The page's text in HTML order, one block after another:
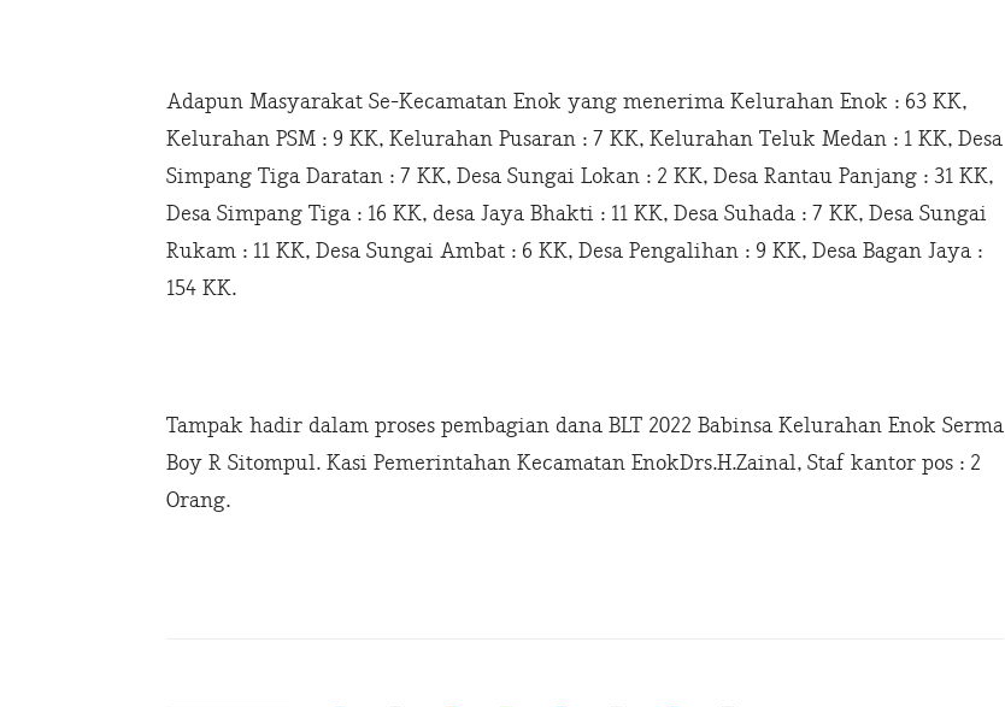
Adapun Masyarakat Se-Kecamatan Enok yang menerima Kelurahan Enok : 63 KK,
Kelurahan PSM : 9 KK, Kelurahan Pusaran : 7 KK, Kelurahan Teluk Medan : 1 KK, Desa
Simpang Tiga Daratan : 7 KK, Desa Sungai Lokan : 2 KK, Desa Rantau Panjang : 31 KK,
Desa Simpang Tiga : 16 KK, desa Jaya Bhakti : 11 KK, Desa Suhada : 7 KK, Desa Sungai
Rukam : 11 KK, Desa Sungai Ambat : 6 KK, Desa Pengalihan : 9 KK, Desa Bagan Jaya :
154 KK.
Tampak hadir dalam proses pembagian dana BLT 2022 Babinsa Kelurahan Enok Serma
Boy R Sitompul. Kasi Pemerintahan Kecamatan EnokDrs.H.Zainal, Staf kantor pos : 2
Orang.